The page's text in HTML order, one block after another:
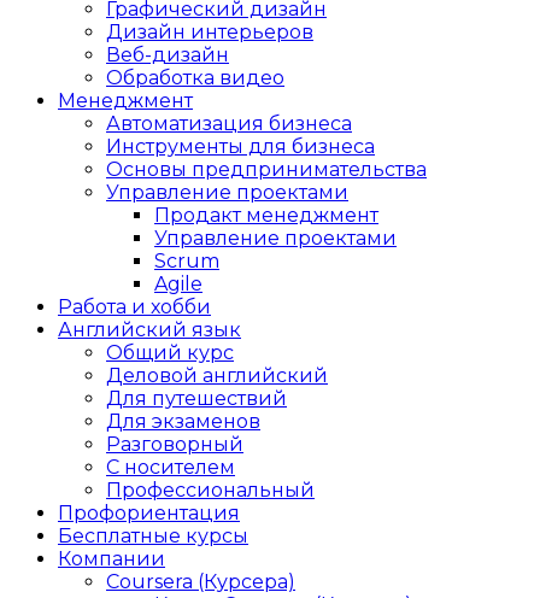
Графический дизайн
Дизайн интерьеров
Веб-дизайн
Обработка видео
Менеджмент
Автоматизация бизнеса
Инструменты для бизнеса
Основы предпринимательства
Управление проектами
Продакт менеджмент
Управление проектами
Scrum
Agile
Работа и хобби
Английский язык
Общий курс
Деловой английский
Для путешествий
Для экзаменов
Разговорный
С носителем
Профессиональный
Профориентация
Бесплатные курсы
Компании
Coursera (Курсера)